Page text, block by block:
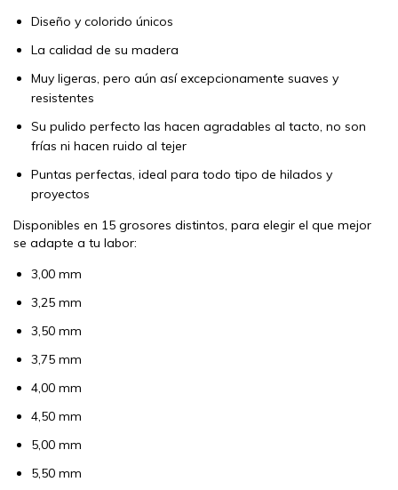
Diseño y colorido únicos
La calidad de su madera
Muy ligeras, pero aún así excepcionamente suaves y
resistentes
Su pulido perfecto las hacen agradables al tacto, no son
frías ni hacen ruido al tejer
Puntas perfectas, ideal para todo tipo de hilados y
proyectos
Disponibles en 15 grosores distintos, para elegir el que mejor
se adapte a tu labor:
3,00 mm
3,25 mm
3,50 mm
3,75 mm
4,00 mm
4,50 mm
5,00 mm
5,50 mm